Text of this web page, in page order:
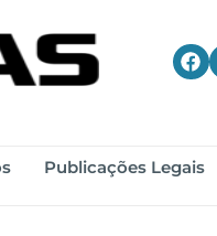
Publicações Legais